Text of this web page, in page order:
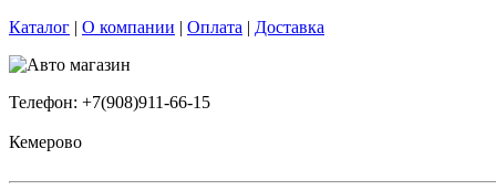
Каталог | О компании | Оплата | Доставка
Телефон: +7(908)911-66-15
Кемерово